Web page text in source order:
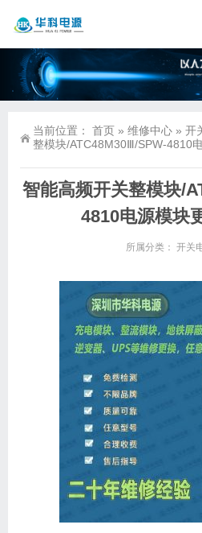
当前位置： 首页 » 维修中心 » 开
整模块/ATC48M30Ⅲ/SPW-4810
智能高频开关整模块/
4810电源模块
所属分类： 开关